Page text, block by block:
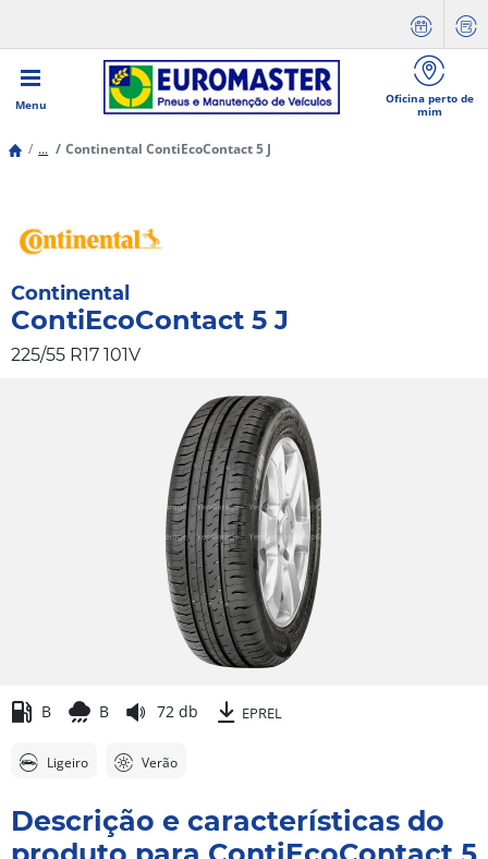
Menu
Oficina perto de
mim
... Continental ContiEcoContact 5 J
Continental
ContiEcoContact 5 J
225/55 R17 101V
B B 72 db EPREL
Ligeiro Verão
Descrição e características do